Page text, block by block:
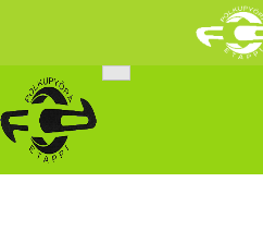
content